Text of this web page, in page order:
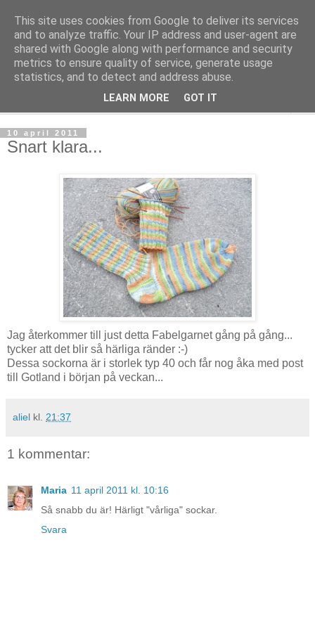
mönsterlöst
virkning och stickning maskor och varv, mönsterlöst
10 april 2011
Snart klara...
Jag återkommer till just detta Fabelgarnet gång på gång...
tycker att det blir så härliga ränder :-)
Dessa sockorna är i storlek typ 40 och får nog åka med post
till Gotland i början på veckan...
aliel kl. 21:37
1 kommentar:
Maria 11 april 2011 kl. 10:16
Så snabb du är! Härligt "vårliga" sockar.
Svara
This site uses cookies from Google to deliver its services
and to analyze traffic. Your IP address and user-agent are
shared with Google along with performance and security
metrics to ensure quality of service, generate usage
statistics, and to detect and address abuse.
LEARN MORE GOT IT